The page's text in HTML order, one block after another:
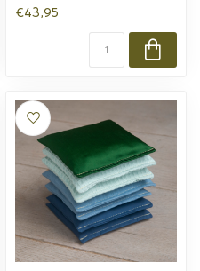
€43,95